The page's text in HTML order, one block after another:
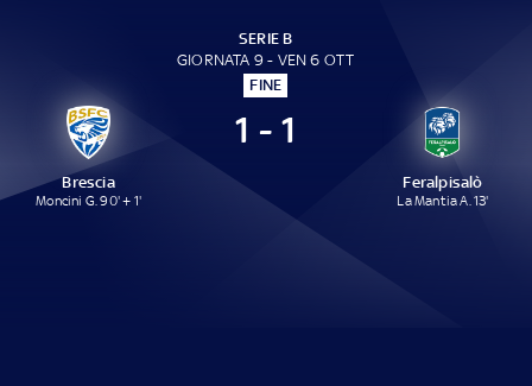
SERIE B
GIORNATA 9 - VEN 6 OTT
FINE
Brescia
Moncini G. 90' + 1'
1 - 1
Feralpisalò
La Mantia A. 13'